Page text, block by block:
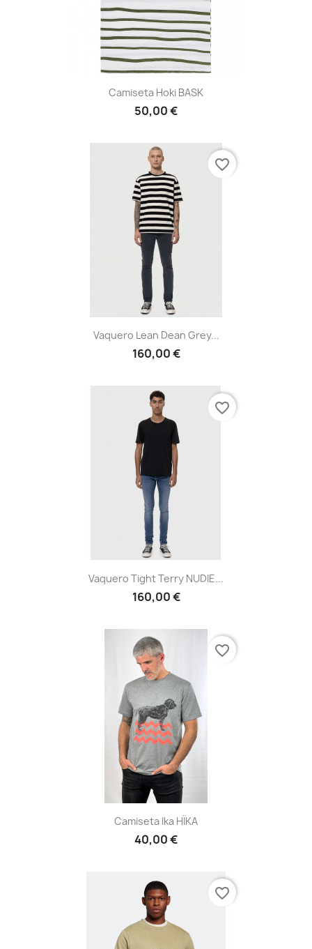
Camiseta Hoki BASK
50,00 €
Vaquero Lean Dean Grey...
160,00 €
favorite_border
Vaquero Tight Terry NUDIE...
160,00 €
favorite_border
Camiseta Ika HÏKA
40,00 €
favorite_border
favorite_border